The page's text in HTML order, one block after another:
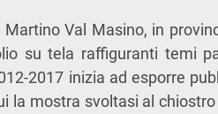
Val Masino, in
su tela raffiguranti temi
2017 inizia ad esporre
la mostra svoltasi al